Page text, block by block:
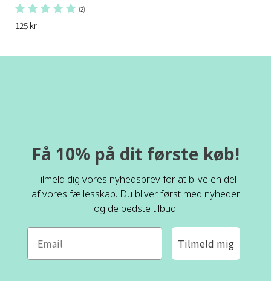
(2)
125 kr
Få 10% på dit første køb!
Tilmeld dig vores nyhedsbrev for at blive en del
af vores fællesskab. Du bliver først med nyheder
og de bedste tilbud.
Tilmeld mig